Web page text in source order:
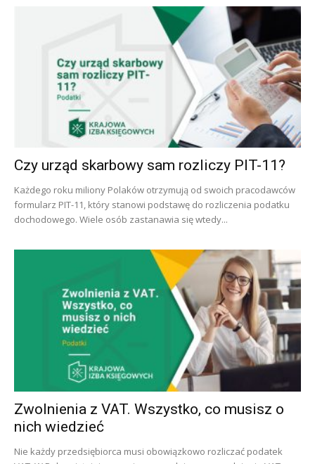
Czy urząd skarbowy sam rozliczy PIT-11?
Każdego roku miliony Polaków otrzymują od swoich pracodawców
formularz PIT-11, który stanowi podstawę do rozliczenia podatku
dochodowego. Wiele osób zastanawia się wtedy...
Zwolnienia z VAT. Wszystko, co musisz o
nich wiedzieć
Nie każdy przedsiębiorca musi obowiązkowo rozliczać podatek